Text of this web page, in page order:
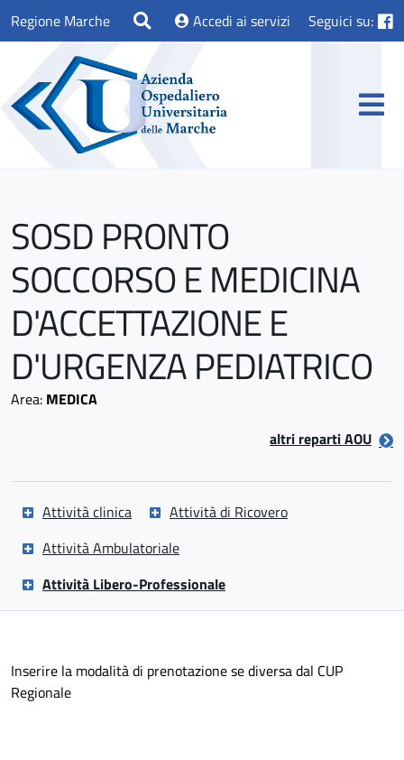
Regione Marche Accedi ai servizi Seguici su:
SOSD PRONTO
SOCCORSO E MEDICINA
D'ACCETTAZIONE E
D'URGENZA PEDIATRICO
Area: MEDICA
altri reparti AOU
Attività clinica
Attività di Ricovero
Attività Ambulatoriale
Attività Libero-Professionale
Inserire la modalità di prenotazione se diversa dal CUP
Regionale